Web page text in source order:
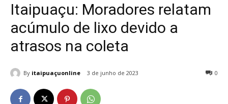
Itaipuaçu: Moradores relatam
acúmulo de lixo devido a
atrasos na coleta
By itaipuaçuonline 3 de junho de 2023 0